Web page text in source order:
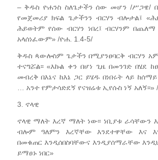
– ቅዱስ ዮሐንስ ስለጌታችን ሰው መሆን /ሥጋዌ/
የመጀመሪያ ክፍል ጌታችንን ብርሃን ብሎታል፤
ሕይወትም የሰው ብርሃን ነበረ፤ ብርሃንም
አላሰነፈውም» /ዮሐ. 1.4-5/
ቅዱስ ጳውሎስም ጌታችን በሚያንፀባርቅ ብርሃን
ተናግሯል፡፡ «እኩል ቀን በሆነ ጊዜ በመንገድ በሄደ
መብረቅ በእኔና ከእኔ ጋር ይሄዱ በነበሩት ላይ ከሰማይ
… አንተ የምታሳድደኝ የናዝሬቱ ኢየሱስ ነኝ አለኝ፡፡»
3. ኖላዊ
ኖላዊ ማለት እረኛ ማለት ነው፡፡ ነቢያቱ ራሳቸውን
ብሎም ዓለምን እረኛቸው እንደተዋቸው እና
በመቁጠር እንዲሰበስባቸውና እንዲያሰማራቸው
ይማፀኑ ነበር»